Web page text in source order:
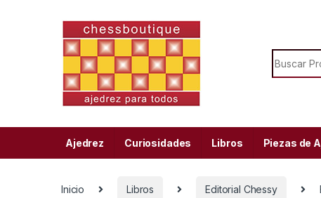
Search
Ajedrez Curiosidades Libros Piezas de
Inicio Libros Editorial Chessy